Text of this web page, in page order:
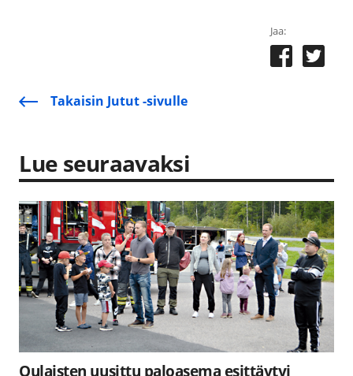
Jaa:
Takaisin Jutut -sivulle
Lue seuraavaksi
Oulaisten uusittu paloasema esittäytyi